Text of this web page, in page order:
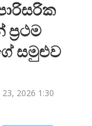
සමුළුව
23, 2026 1:30